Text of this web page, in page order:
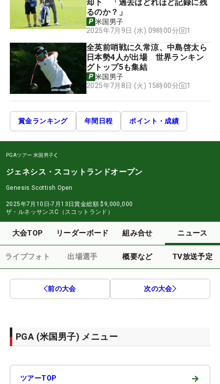
却下 「過去はどれほど記録に残
るのか？」
米国男子
2025年7月9日 (水) 09時00分
1
全英前哨戦に久常涼、中島啓太ら
日本勢4人が出場 世界ランキン
グトップ5も集結
米国男子
2025年7月8日 (火) 15時00分
1
賞金ランキング 年間日程 ポイント・成績
PGAツアー 米国男子
ジェネシス・スコットランドオープン
Genesis Scottish Open
2025年7月10日-7月13日賞金総額 $9,000,000
ザ・ルネッサンスC（スコットランド）
大会TOP リーダーボード 組み合せ ニュース
ライブフォト 出場選手 概要など TV放送予定
前の大会 次の大会
PGA (米国男子) メニュー
ツアーTOP →